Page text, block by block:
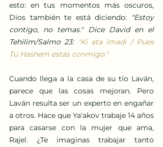
esto: en tus momentos más oscuros,
Dios también te está diciendo:
"Estoy
contigo, no temas." Dice David en el
Tehilim/Salmo 23: "Ki ata imadi / Pues
Tú Hashem estás conmigo."
Cuando llega a la casa de su tío Laván,
parece que las cosas mejoran. Pero
Laván resulta ser un experto en engañar
a otros. Hace que Ya'akov trabaje 14 años
para casarse con la mujer que ama,
Rajel. ¿Te imaginas trabajar tanto